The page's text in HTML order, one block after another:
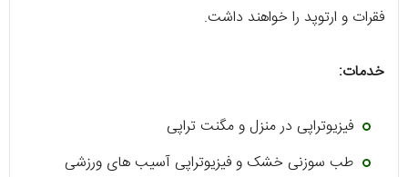
فقرات و ارتوپد را خواهند داشت.
خدمات:
فیزیوتراپی در منزل و مگنت تراپی
طب سوزنی خشک و فیزیوتراپی آسیب‌ های ورزشی